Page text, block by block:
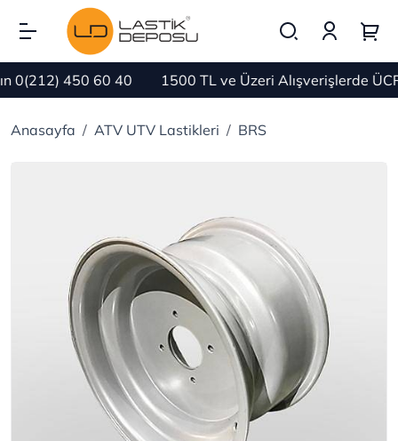
450 60 40 1500 TL ve Üzeri Alışverişlerde
Anasayfa ATV UTV Lastikleri BRS